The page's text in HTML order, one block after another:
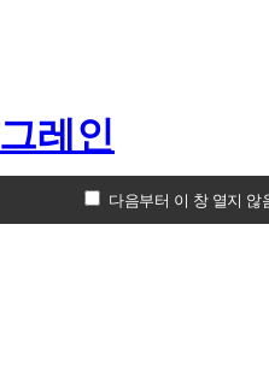
다음부터 이 창 열지 않